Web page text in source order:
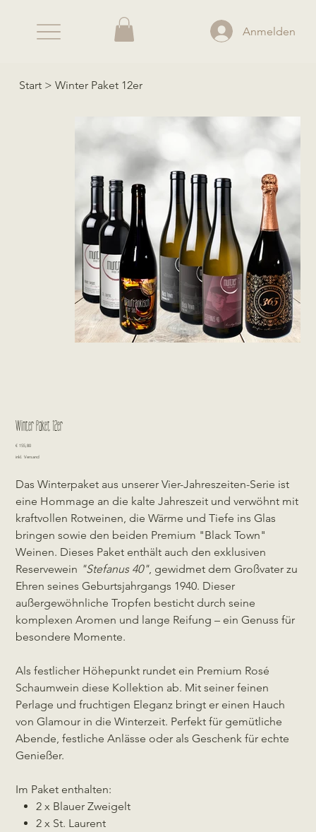
Anmelden
Start > Winter Paket 12er
Winter Paket 12er
Preis
€ 155,80
inkl. Versand
Das Winterpaket aus unserer Vier-Jahreszeiten-Serie ist
eine Hommage an die kalte Jahreszeit und verwöhnt mit
kraftvollen Rotweinen, die Wärme und Tiefe ins Glas
bringen sowie den beiden Premium "Black Town"
Weinen. Dieses Paket enthält auch den exklusiven
Reservewein "Stefanus 40", gewidmet dem Großvater zu
Ehren seines Geburtsjahrgangs 1940. Dieser
außergewöhnliche Tropfen besticht durch seine
komplexen Aromen und lange Reifung – ein Genuss für
besondere Momente.
Als festlicher Höhepunkt rundet ein Premium Rosé
Schaumwein diese Kollektion ab. Mit seiner feinen
Perlage und fruchtigen Eleganz bringt er einen Hauch
von Glamour in die Winterzeit. Perfekt für gemütliche
Abende, festliche Anlässe oder als Geschenk für echte
Genießer.
Im Paket enthalten:
2 x Blauer Zweigelt
2 x St. Laurent